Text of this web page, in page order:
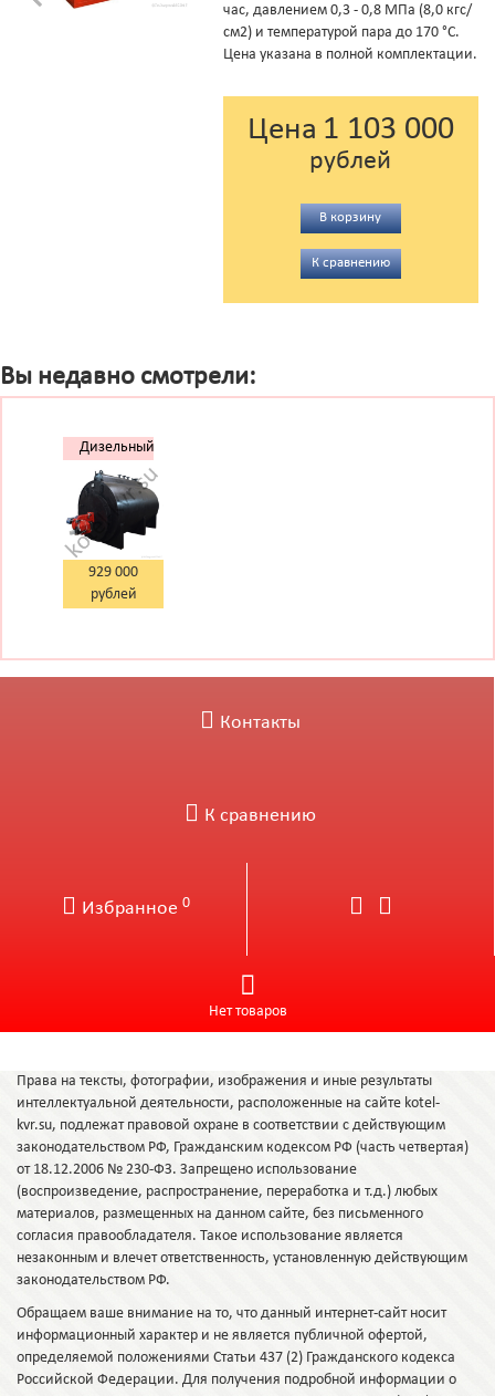
час, давлением 0,3 - 0,8 МПа (8,0 кгс/
см2) и температурой пара до 170 °С.
Цена указана в полной комплектации.
Цена 1 103 000
рублей
В корзину
К сравнению
Вы недавно смотрели:
Дизельный
парогенератор
1000 кг
929 000
рублей
Контакты
К сравнению
Избранное 0
Нет товаров
Права на тексты, фотографии, изображения и иные результаты
интеллектуальной деятельности, расположенные на сайте kotel-
kvr.su, подлежат правовой охране в соответствии с действующим
законодательством РФ, Гражданским кодексом РФ (часть четвертая)
от 18.12.2006 № 230-ФЗ. Запрещено использование
(воспроизведение, распространение, переработка и т.д.) любых
материалов, размещенных на данном сайте, без письменного
согласия правообладателя. Такое использование является
незаконным и влечет ответственность, установленную действующим
законодательством РФ.
Обращаем ваше внимание на то, что данный интернет-сайт носит
информационный характер и не является публичной офертой,
определяемой положениями Статьи 437 (2) Гражданского кодекса
Российской Федерации. Для получения подробной информации о